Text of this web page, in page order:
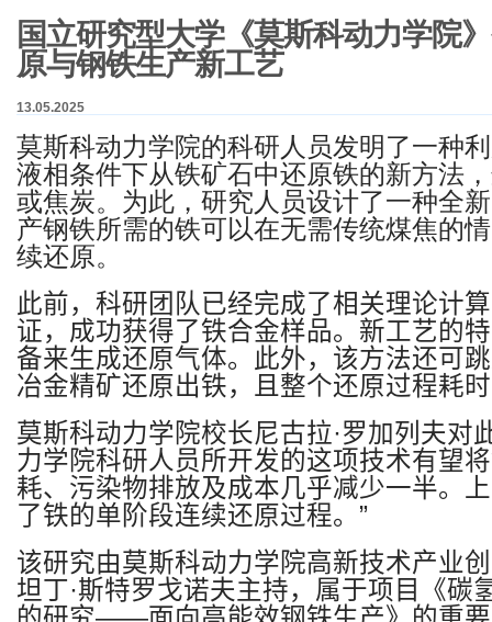
国立研究型大学《莫斯科动力学院
原与钢铁生产新工艺
13.05.2025
莫斯科动力学院的科研人员发明了一种
液相条件下从铁矿石中还原铁的新方法
或焦炭。为此，研究人员设计了一种全
产钢铁所需的铁可以在无需传统煤焦的
续还原。
此前，科研团队已经完成了相关理论计
证，成功获得了铁合金样品。新工艺的
备来生成还原气体。此外，该方法还可
冶金精矿还原出铁，且整个还原过程耗
莫斯科动力学院校长尼古拉·罗加列夫对
力学院科研人员所开发的这项技术有望
耗、污染物排放及成本几乎减少一半。
了铁的单阶段连续还原过程。 ”
该研究由莫斯科动力学院高新技术产业
坦丁·斯特罗戈诺夫主持，属于项目《碳